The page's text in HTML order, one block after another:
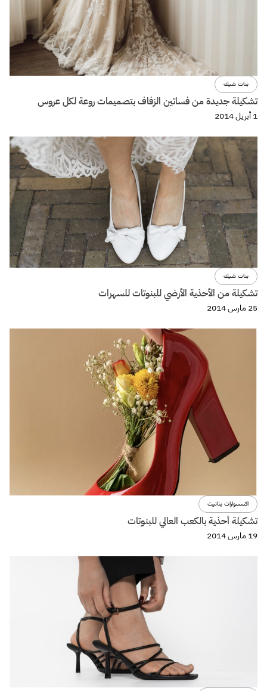
بنات شيك
تشكيلة جديدة من فساتين الزفاف بتصميمات روعة لكل عروس
1 أبريل 2014
بنات شيك
تشكيلة من الأحذية الأرضي للبنوتات للسهرات
25 مارس 2014
اكسسوارات بنانيت
تشكيلة أحذية بالكعب العالي للبنوتات
19 مارس 2014